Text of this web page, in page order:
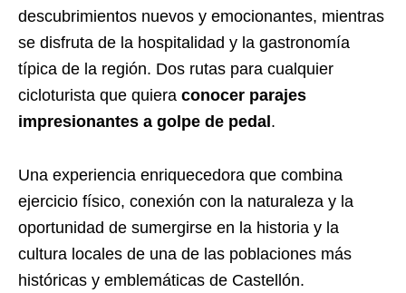
descubrimientos nuevos y emocionantes, mientras
se disfruta de la hospitalidad y la gastronomía
típica de la región. Dos rutas para cualquier
cicloturista que quiera conocer parajes
impresionantes a golpe de pedal.
Una experiencia enriquecedora que combina
ejercicio físico, conexión con la naturaleza y la
oportunidad de sumergirse en la historia y la
cultura locales de una de las poblaciones más
históricas y emblemáticas de Castellón.